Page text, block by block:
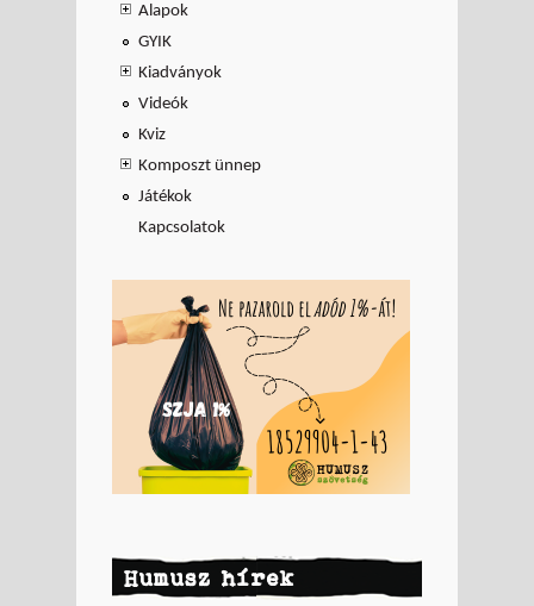
Alapok
GYIK
Kiadványok
Videók
Kviz
Komposzt ünnep
Játékok
Kapcsolatok
Humusz hírek